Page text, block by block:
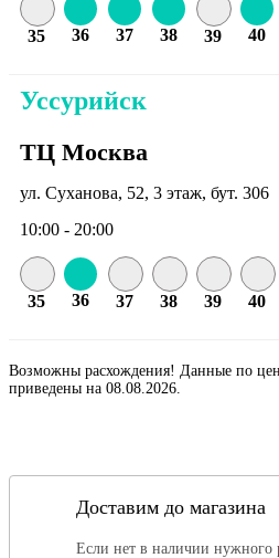
35 36 37 38 39 40
Уссурийск
ТЦ Москва
ул. Суханова, 52, 3 этаж, бут. 306
10:00 - 20:00
35 36 37 38 39 40
Возможны расхождения! Данные по
приведены на 08.08.2026.
Доставим до магазина
Если нет в наличии нужного